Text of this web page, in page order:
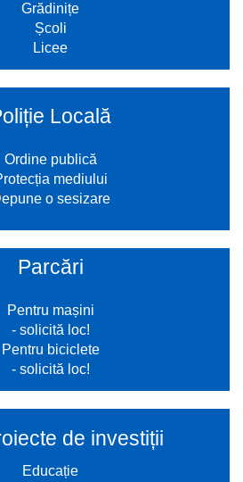
Grădinițe
Școli
Licee
Locală
Ordine publică
mediului
o sesizare
Parcări
Pentru mașini
- solicită loc!
Pentru biciclete
- solicită loc!
de investiții
Educație